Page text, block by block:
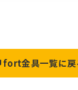
fort金具一覧に戻